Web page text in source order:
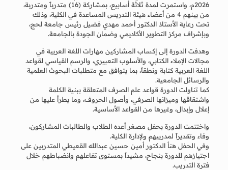
2026م، واستمرت لمدة ثلاثة أسابيع، بمشاركة (16) متدرباً ومتدربة،
من بينهم 4 من أعضاء هيئة التدريس المساعدة في الكلية، وذلك
تحت رعاية الأستاذ الدكتور أحمد مهدي فضيل رئيس جامعة لحج،
وبإشراف مركز التطوير الأكاديمي وضمان الجودة بالجامعة.
وهدفت الدورة إلى إكساب المشاركين مهارات اللغة العربية في
مجالات الإملاء الكتابي، والأسلوب التعبيري، والرسم القياسي لقواعد
اللغة العربية كتابة ونطقاً، بما يتوافق مع متطلبات البحوث العلمية
والرسائل الجامعية.
كما تناولت الدورة قواعد علم الصرف المتعلقة ببنية الكلمة
واشتقاقها وميزانها الصرفي، وأصول الحروف، وما يطرأ عليها من
إعلال وإبدال، وغيرها من القواعد الأساسية.
واختتمت الدورة بحفل مصغر أعده الطلاب والطالبات المشاركون،
وفاء وتقديراً لمدربيهم ولإدارة الكلية.
وفي الحفل هنأ الدكتور أمين حسين عبدالله القعيطي المتدربين على
اجتيازهم للدورة بنجاح، مشيداً بمستوى تفاعلهم وانضباطهم خلال
فترة التدريب.